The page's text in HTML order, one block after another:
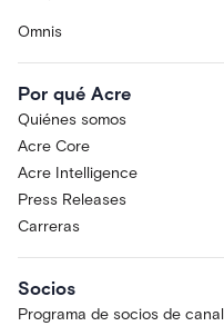
Omnis
Por qué Acre
Quiénes somos
Acre Core
Acre Intelligence
Press Releases
Carreras
Socios
Programa de socios de canal